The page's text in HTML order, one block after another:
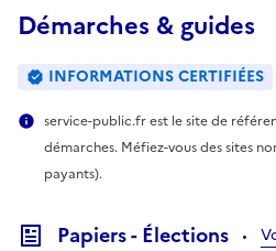
Démarches & guides
INFORMATIONS CERTIFIÉES
service-public.fr est le site de
démarches. Méfiez-vous des sites
payants).
Papiers - Élections